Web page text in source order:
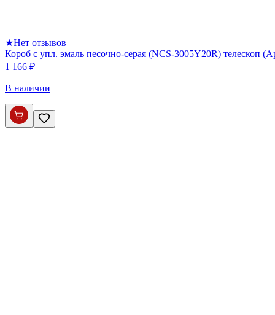
★Нет отзывов
Короб с упл. эмаль песочно-серая (NCS-3005Y20R) телескоп
1 166 ₽
В наличии